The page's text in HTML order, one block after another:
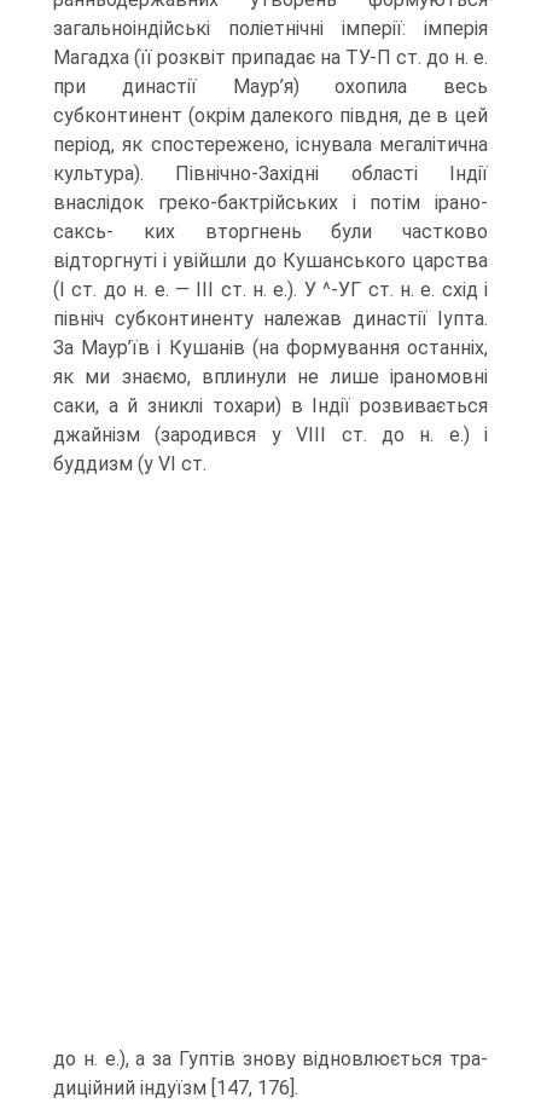
загальноіндійські поліетнічні імперії: імперія
Магадха (її розквіт припа­дає на ТУ-П ст. до н. е.
при династії Маур’я) охопила весь
субконтинент (окрім далекого півдня, де в цей
період, як спостережено, існувала мегалітична
культу­ра). Північно-Західні області Індії
внаслідок греко-бактрійських і потім ірано-
саксь- ких вторгнень були частково
відторгнуті і увійшли до Кушанського царства
(I ст. до н. е. — III ст. н. е.). У ^-УГ ст. н. е. схід і
північ субконтиненту належав династії Іупта.
За Маур’їв і Кушанів (на формування останніх,
як ми знаємо, вплинули не лише іраномовні
саки, а й зниклі тохари) в Індії розвивається
джайнізм (зародив­ся у VIII ст. до н. е.) і
буддизм (у VI ст.
до н. е.), а за Гуптів знову відновлюється тра­
диційний індуїзм [147, 176].